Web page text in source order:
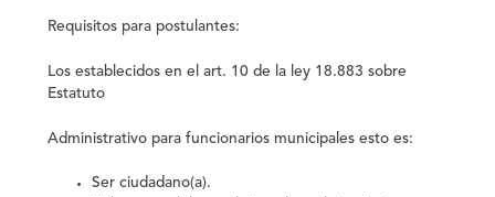
Requisitos para postulantes:
Los establecidos en el art. 10 de la ley 18.883 sobre
Estatuto
Administrativo para funcionarios municipales esto es:
Ser ciudadano(a).